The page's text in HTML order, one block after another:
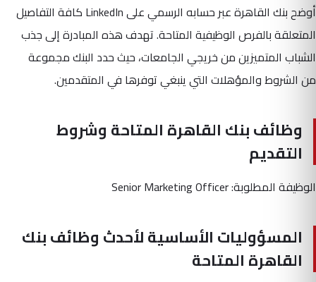
أوضح بنك القاهرة عبر حسابه الرسمي على LinkedIn كافة التفاصيل
المتعلقة بالفرص الوظيفية المتاحة. تهدف هذه المبادرة إلى جذب
الشباب المتميزين من خريجي الجامعات، حيث حدد البنك مجموعة
من الشروط والمؤهلات التي ينبغي توفرها في المتقدمين.
وظائف بنك القاهرة المتاحة وشروط
التقديم
الوظيفة المطلوبة: Senior Marketing Officer
المسؤوليات الأساسية لأحدث وظائف بنك
القاهرة المتاحة